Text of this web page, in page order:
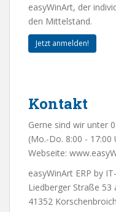
easyWinArt, der
den Mittelstand.
Jetzt anmelden!
Kontakt
Gerne sind wir unter
(Mo.-Do. 8:00 - 17:00
Webseite:
easyWinArt ERP by
Liedberger Straße 53
41352 Korschenbroich